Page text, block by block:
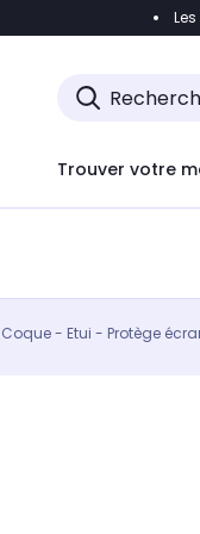
Accéder
Trouver votre
Coque - Etui - Protège